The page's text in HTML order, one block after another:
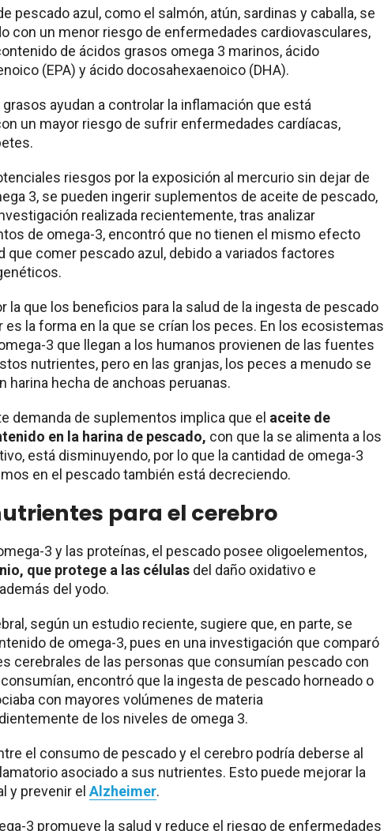
pescado azul, como el salmón, atún, sardinas y caballa, se
con un menor riesgo de enfermedades cardiovasculares,
de ácidos grasos omega 3 marinos, ácido
(EPA) y ácido docosahexaenoico (DHA).
ayudan a controlar la inflamación que está
un mayor riesgo de sufrir enfermedades cardíacas,
riesgos por la exposición al mercurio sin dejar de
3, se pueden ingerir suplementos de aceite de pescado,
realizada recientemente, tras analizar
de omega-3, encontró que no tienen el mismo efecto
que comer pescado azul, debido a variados factores
la que los beneficios para la salud de la ingesta de pescado
es la forma en la que se crían los peces. En los ecosistemas
3 que llegan a los humanos provienen de las fuentes
nutrientes, pero en las granjas, los peces a menudo se
harina hecha de anchoas peruanas.
demanda de suplementos implica que el aceite de
en la harina de pescado, con que la se alimenta a los
está disminuyendo, por lo que la cantidad de omega-3
en el pescado también está decreciendo.
para el cerebro
3 y las proteínas, el pescado posee oligoelementos,
que protege a las células del daño oxidativo e
del yodo.
según un estudio reciente, sugiere que, en parte, se
de omega-3, pues en una investigación que comparó
cerebrales de las personas que consumían pescado con
encontró que la ingesta de pescado horneado o
con mayores volúmenes de materia
de los niveles de omega 3.
el consumo de pescado y el cerebro podría deberse al
asociado a sus nutrientes. Esto puede mejorar la
y prevenir el Alzheimer.
3 promueve la salud y reduce el riesgo de enfermedades